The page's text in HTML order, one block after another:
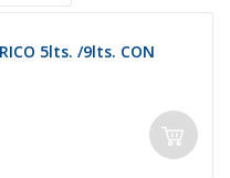
5lts. /9lts. CON